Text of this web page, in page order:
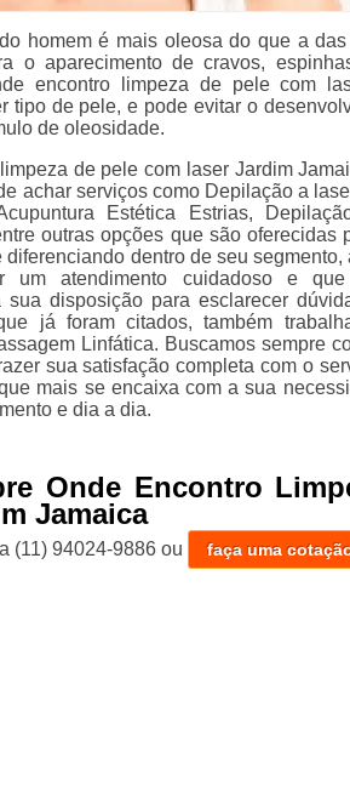
homem é mais oleosa do que a das
o aparecimento de cravos,
encontro limpeza de pele com
tipo de pele, e pode evitar o
de oleosidade.
de pele com laser Jardim
achar serviços como Depilação a
Estética Estrias,
outras opções que são oferecidas
dentro de seu segmento,
um atendimento cuidadoso e
sua disposição para esclarecer
já foram citados, também
Linfática. Buscamos sempre
sua satisfação completa com o
mais se encaixa com a sua
e dia a dia.
Onde Encontro
Jamaica
(11) 94024-9886 ou faça uma